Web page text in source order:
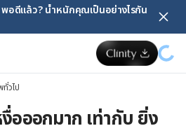
พอดีแล้ว? น้ำหนักคุณเป็นอย่างไรกัน
วไป
อออกมาก เท่ากับ ยิ่ง